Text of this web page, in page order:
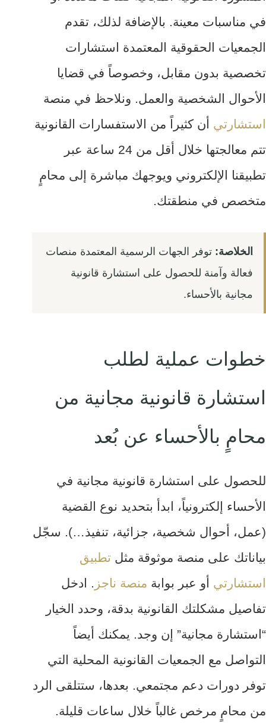
في مناسبات معينة. بالإضافة لذلك، تقدم
الجمعيات الحقوقية المعتمدة استشارات
تخصصية بدون مقابل، وخصوصاً في قضايا
الأحوال الشخصية والعمل. ونلاحظ في منصة
استشارتي أن كثيراً من الاستفسارات القانونية
تتم معالجتها خلال أقل من 24 ساعة عبر
تطبيقنا الإلكتروني ويوجهك مباشرة إلى محامٍ
متخصص في منطقتك.
الخلاصة: توفر الجهات الرسمية المعتمدة منصات
فعالة وآمنة للحصول على استشارة قانونية
مجانية بالأحساء.
خطوات عملية لطلب
استشارة قانونية مجانية من
محامٍ بالأحساء عن بُعد
للحصول على استشارة قانونية مجانية في
الأحساء إلكترونياً، ابدأ بتحديد نوع القضية
(عمل، أحوال شخصية، جزائية، تنفيذ…). سجّل
بياناتك على منصة موثوقة مثل تطبيق
استشارتي أو عبر بوابة منصة ناجز . ادخل
تفاصيل مشكلتك القانونية بدقة، وحدد الخيار
“استشارة مجانية” إن وجد. يمكنك أيضاً
التواصل مع الجمعيات القانونية المحلية التي
توفر دورات دعم مجتمعي. بعدها، ستتلقى الرد
من محامٍ مرخص غالباً خلال ساعات قليلة.